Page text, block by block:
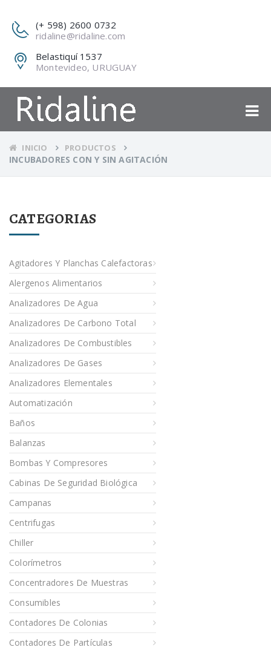
(+ 598) 2600 0732
ridaline@ridaline.com
Belastiquí 1537
Montevideo, URUGUAY
INICIO PRODUCTOS
INCUBADORES CON Y SIN AGITACIÓN
CATEGORIAS
Agitadores Y Planchas Calefactoras
Alergenos Alimentarios
Analizadores De Agua
Analizadores De Carbono Total
Analizadores De Combustibles
Analizadores De Gases
Analizadores Elementales
Automatización
Baños
Balanzas
Bombas Y Compresores
Cabinas De Seguridad Biológica
Campanas
Centrifugas
Chiller
Colorímetros
Concentradores De Muestras
Consumibles
Contadores De Colonias
Contadores De Partículas